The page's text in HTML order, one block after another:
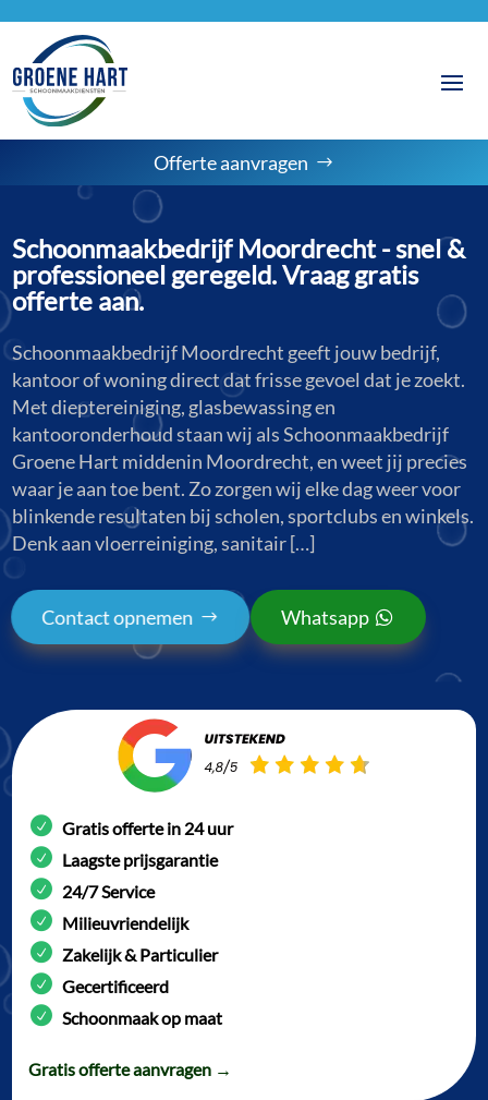
Offerte aanvragen
Schoonmaakbedrijf Moordrecht - snel &
professioneel geregeld. Vraag gratis
offerte aan.
Schoonmaakbedrijf Moordrecht geeft jouw bedrijf,
kantoor of woning direct dat frisse gevoel dat je zoekt.
Met dieptereiniging, glasbewassing en
kantooronderhoud staan wij als Schoonmaakbedrijf
Groene Hart middenin Moordrecht, en weet jij precies
waar je aan toe bent. Zo zorgen wij elke dag weer voor
blinkende resultaten bij scholen, sportclubs en winkels.
Denk aan vloerreiniging, sanitair […]
Contact opnemen Whatsapp
Gratis offerte in 24 uur
Laagste prijsgarantie
24/7 Service
Milieuvriendelijk
Zakelijk & Particulier
Gecertificeerd
Schoonmaak op maat
Gratis offerte aanvragen →